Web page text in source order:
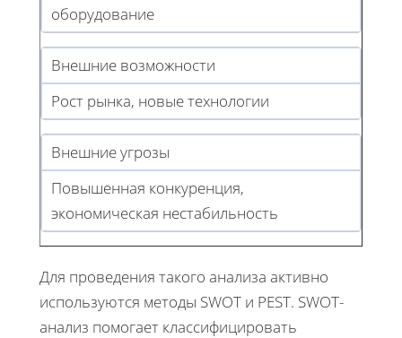
оборудование
Внешние возможности
Рост рынка, новые технологии
Внешние угрозы
Повышенная конкуренция,
экономическая нестабильность
Для проведения такого анализа активно
используются методы SWOT и PEST. SWOT-
анализ помогает классифицировать